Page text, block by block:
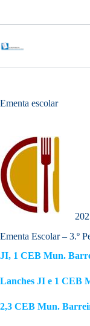
o
Ementa escolar
Ementa Escolar – 3.º
JI, 1 CEB Mun.
Lanches JI e 1 CEB
2,3 CEB Mun.